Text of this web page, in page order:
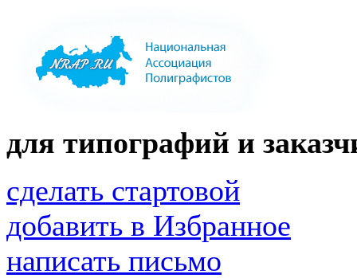
для типографий и
сделать стартовой
добавить в Избранное
написать письмо